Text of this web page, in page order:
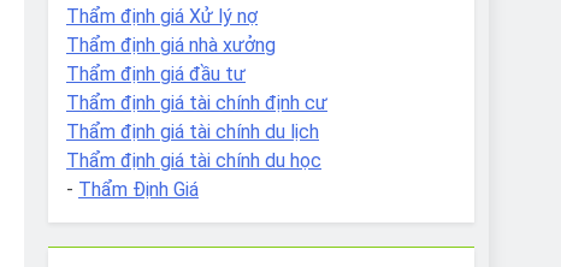
Thẩm định giá Xử lý nợ
Thẩm định giá nhà xưởng
Thẩm định giá đầu tư
Thẩm định giá tài chính định cư
Thẩm định giá tài chính du lịch
Thẩm định giá tài chính du học
- Thẩm Định Giá